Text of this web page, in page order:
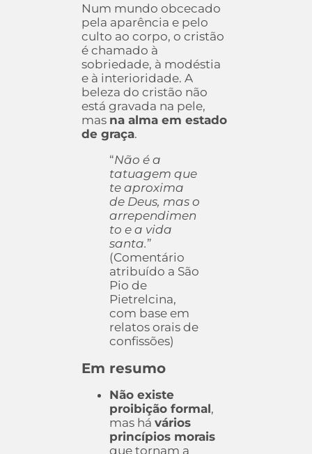
Num mundo obcecado
pela aparência e pelo
culto ao corpo, o cristão
é chamado à
sobriedade, à modéstia
e à interioridade. A
beleza do cristão não
está gravada na pele,
mas na alma em estado
de graça.
“Não é a
tatuagem que
te aproxima
de Deus, mas o
arrependimen
to e a vida
santa.”
(Comentário
atribuído a São
Pio de
Pietrelcina,
com base em
relatos orais de
confissões)
Em resumo
Não existe
proibição formal,
mas há vários
princípios morais
que tornam a